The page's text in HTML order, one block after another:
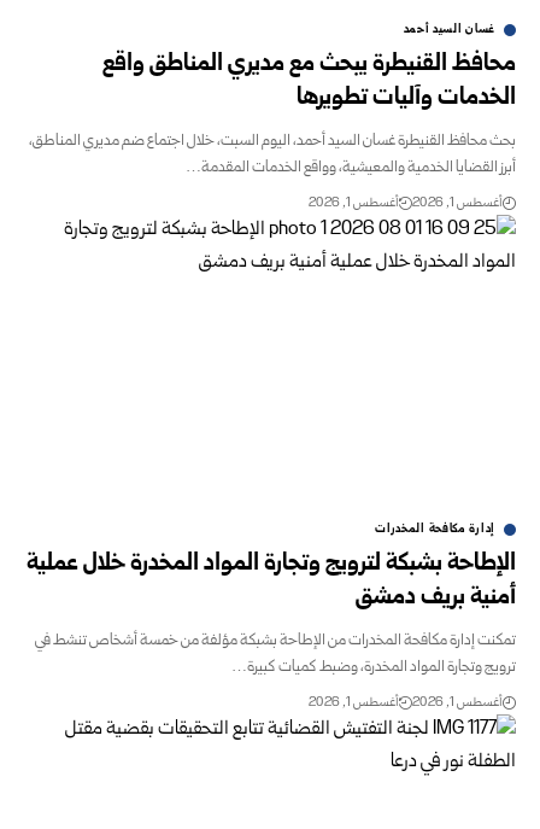
غسان السيد أحمد
محافظ القنيطرة يبحث مع مديري المناطق واقع
الخدمات وآليات تطويرها
بحث محافظ القنيطرة غسان السيد أحمد، اليوم السبت، خلال اجتماع ضم مديري المناطق،
أبرز القضايا الخدمية والمعيشية، وواقع الخدمات المقدمة…
أغسطس 1, 2026 أغسطس 1, 2026
إدارة مكافحة المخدرات
الإطاحة بشبكة ‏لترويج وتجارة المواد المخدرة خلال عملية
أمنية بريف ‏دمشق
تمكنت إدارة مكافحة المخدرات من الإطاحة بشبكة مؤلفة من خمسة ‏أشخاص تنشط في
‏ترويج وتجارة المواد المخدرة، وضبط كميات كبيرة…
أغسطس 1, 2026 أغسطس 1, 2026